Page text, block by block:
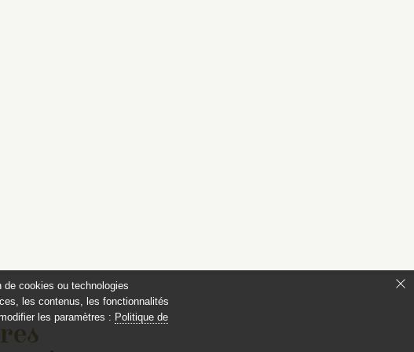
de cookies ou technologies
les contenus, les fonctionnalités
les paramètres : Politique de